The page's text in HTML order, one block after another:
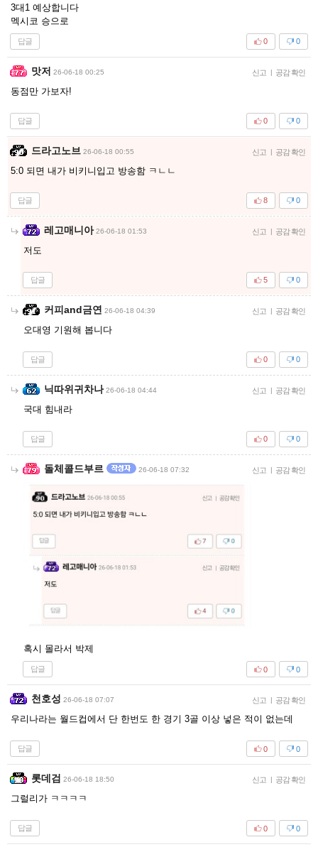
3대1 예상합니다
멕시코 승으로
답글 0
0
맛저 26-06-18 00:25 신고 | 공감 확인
동점만 가보자!
답글 0
0
드라고노브 26-06-18 00:55 신고 | 공감 확인
5:0 되면 내가 비키니입고 방송함 ㅋㄴㄴ
답글 0
8
레고매니아 26-06-18 01:53 신고 | 공감 확인
저도
답글 0
5
커피and금연 26-06-18 04:39 신고 | 공감 확인
오대영 기원해 봅니다
답글 0
0
닉따위귀차나 26-06-18 04:44 신고 | 공감 확인
국대 힘내라
답글 0
0
돌체콜드부르 26-06-18 07:32 신고 | 공감 확인
혹시 몰라서 박제
답글 0
0
천호성 26-06-18 07:07 신고 | 공감 확인
우리나라는 월드컵에서 단 한번도 한 경기 3골 이상 넣은 적이 없는데
답글 0
0
롯데검 26-06-18 18:50 신고 | 공감 확인
그럴리가 ㅋㅋㅋㅋ
답글 0
0